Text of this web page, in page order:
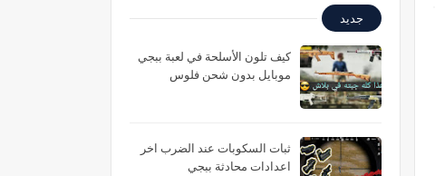
جديد
كيف تلون الأسلحة في لعبة ببجي
موبايل بدون شحن فلوس
ثبات السكوبات عند الضرب اخر
اعدادات محادثة ببجي